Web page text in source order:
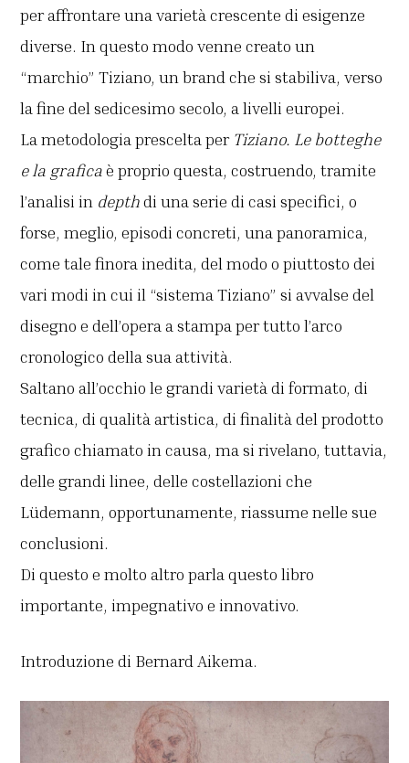
per affrontare una varietà crescente di esigenze
diverse. In questo modo venne creato un
“marchio” Tiziano, un brand che si stabiliva, verso
la fine del sedicesimo secolo, a livelli europei.
La metodologia prescelta per Tiziano. Le botteghe
e la graficaè proprio questa, costruendo, tramite
l’analisi in depthdi una serie di casi specifici, o
forse, meglio, episodi concreti, una panoramica,
come tale finora inedita, del modo o piuttosto dei
vari modi in cui il “sistema Tiziano” si avvalse del
disegno e dell’opera a stampa per tutto l’arco
cronologico della sua attività.
Saltano all’occhio le grandi varietà di formato, di
tecnica, di qualità artistica, di finalità del prodotto
grafico chiamato in causa, ma si rivelano, tuttavia,
delle grandi linee, delle costellazioni che
Lüdemann, opportunamente, riassume nelle sue
conclusioni.
Di questo e molto altro parla questo libro
importante, impegnativo e innovativo.
Introduzione di Bernard Aikema.